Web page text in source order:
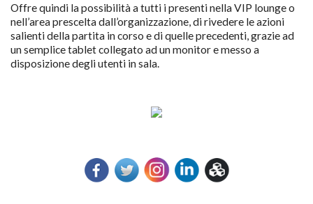
Offre quindi la possibilità a tutti i presenti nella VIP lounge o
nell’area prescelta dall’organizzazione, di rivedere le azioni
salienti della partita in corso e di quelle precedenti, grazie ad
un semplice tablet collegato ad un monitor e messo a
disposizione degli utenti in sala.